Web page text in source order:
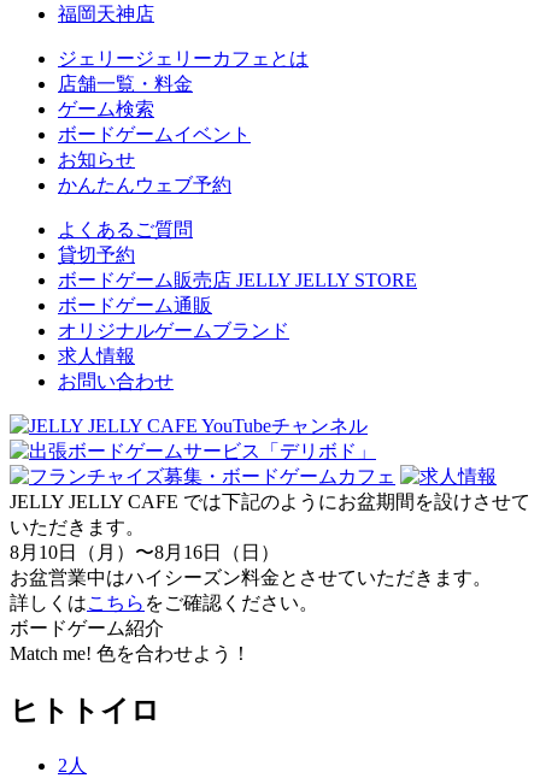
福岡天神店
ジェリージェリーカフェとは
店舗一覧・料金
ゲーム検索
ボードゲームイベント
お知らせ
かんたんウェブ予約
よくあるご質問
貸切予約
ボードゲーム販売店 JELLY JELLY STORE
ボードゲーム通販
オリジナルゲームブランド
求人情報
お問い合わせ
JELLY JELLY CAFE では下記のようにお盆期間を設けさせて
いただきます。
8月10日（月）〜8月16日（日）
お盆営業中はハイシーズン料金とさせていただきます。
詳しくはこちら をご確認ください。
ボードゲーム紹介
Match me! 色を合わせよう！
ヒトトイロ
2人